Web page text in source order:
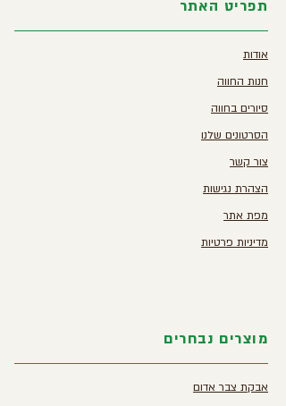
תפריט האתר
אודות
חנות החווה
סיורים בחווה
הסרטונים שלנו
צור קשר
הצהרת נגישות
מפת אתר
מדיניות פרטיות
מוצרים נבחרים
אבקת צבר אדום